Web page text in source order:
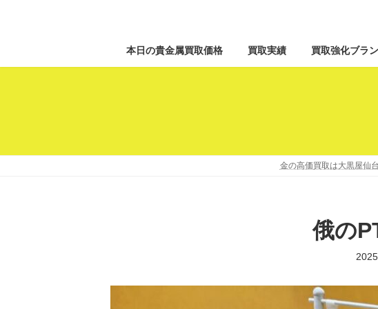
本日の貴金属買取価格 買取実績 買取強化ブラ
金の高価買取は大黒屋仙
俄の